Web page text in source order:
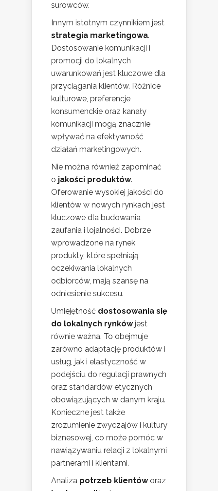
surowców.
Innym istotnym czynnikiem jest
strategia marketingowa.
Dostosowanie komunikacji i
promocji do lokalnych
uwarunkowań jest kluczowe dla
przyciągania klientów. Różnice
kulturowe, preferencje
konsumenckie oraz kanały
komunikacji mogą znacznie
wpływać na efektywność
działań marketingowych.
Nie można również zapominać
o jakości produktów.
Oferowanie wysokiej jakości do
klientów w nowych rynkach jest
kluczowe dla budowania
zaufania i lojalności. Dobrze
wprowadzone na rynek
produkty, które spełniają
oczekiwania lokalnych
odbiorców, mają szansę na
odniesienie sukcesu.
Umiejętność dostosowania się
do lokalnych rynkówjest
równie ważna. To obejmuje
zarówno adaptację produktów i
usług, jak i elastyczność w
podejściu do regulacji prawnych
oraz standardów etycznych
obowiązujących w danym kraju.
Konieczne jest także
zrozumienie zwyczajów i kultury
biznesowej, co może pomóc w
nawiązywaniu relacji z lokalnymi
partnerami i klientami.
Analiza potrzeb klientóworaz